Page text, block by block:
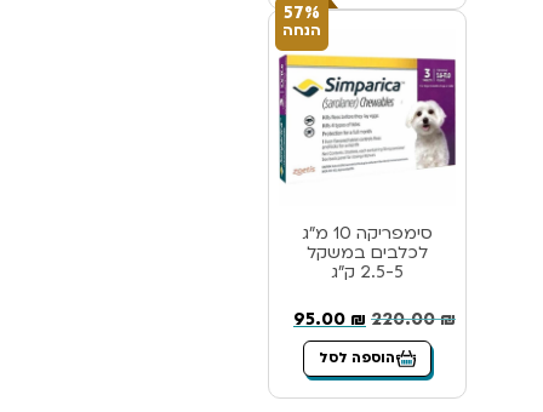
57%
הנחה
סימפריקה 10 מ”ג
לכלבים במשקל
2.5-5 ק”ג
220.00₪
95.00 ₪
הוספה לסל